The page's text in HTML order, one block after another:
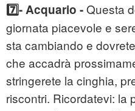
7️⃣- Acquario -Questa
giornata piacevole e
sta cambiando e
che accadrà
stringerete la cinghia,
riscontri. Ricordatevi: la